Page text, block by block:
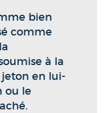
bien
comme
à la
jeton en lui-
ou le